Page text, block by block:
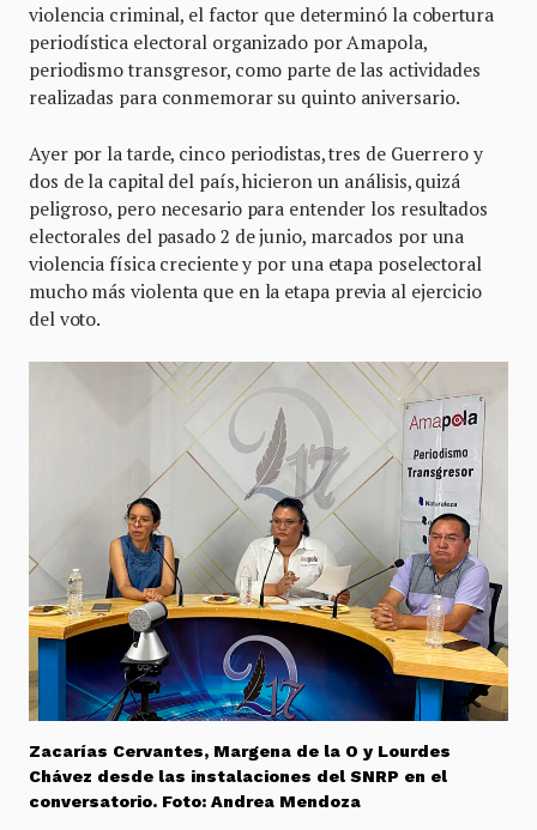
violencia criminal, el factor que determinó la cobertura
periodística electoral organizado por Amapola,
periodismo transgresor, como parte de las actividades
realizadas para conmemorar su quinto aniversario.
Ayer por la tarde, cinco periodistas, tres de Guerrero y
dos de la capital del país, hicieron un análisis, quizá
peligroso, pero necesario para entender los resultados
electorales del pasado 2 de junio, marcados por una
violencia física creciente y por una etapa poselectoral
mucho más violenta que en la etapa previa al ejercicio
del voto.
Zacarías Cervantes, Margena de la O y Lourdes
Chávez desde las instalaciones del SNRP en el
conversatorio. Foto: Andrea Mendoza